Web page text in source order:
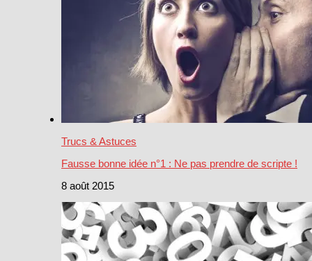
Trucs & Astuces
Fausse bonne idée n°1 : Ne pas prendre de scripte !
8 août 2015